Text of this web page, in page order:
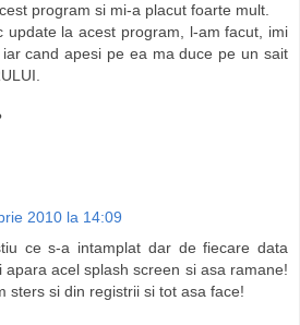
program si mi-a placut foarte mult.
update la acest program, l-am facut, imi
cand apesi pe ea ma duce pe un sait
2010 la 14:09
ce s-a intamplat dar de fiecare data
apara acel splash screen si asa ramane!
sters si din registrii si tot asa face!